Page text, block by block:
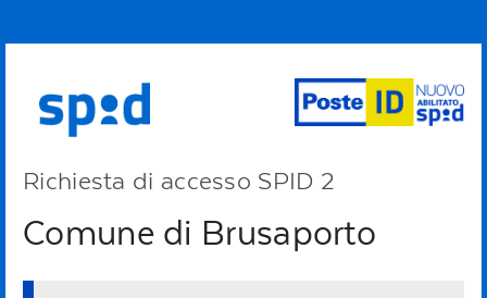
Richiesta di accesso SPID 2
Comune di Brusaporto